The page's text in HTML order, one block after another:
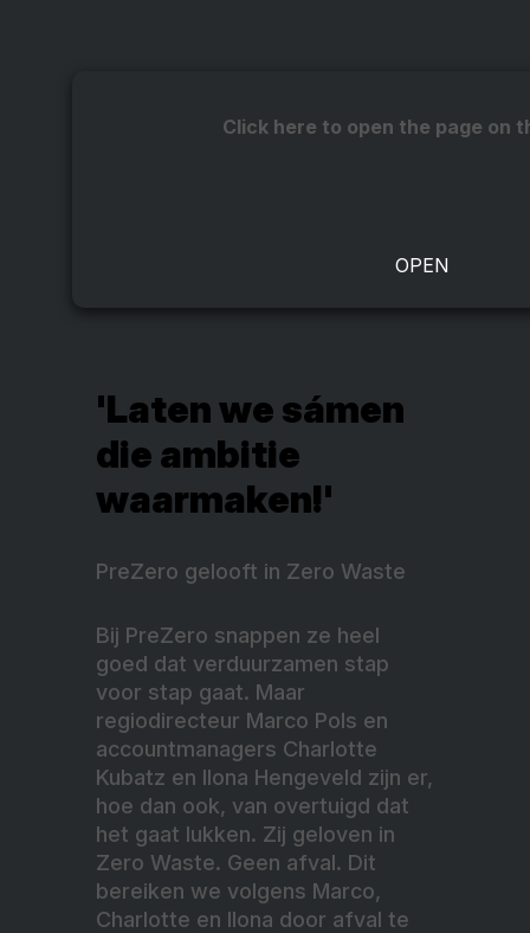
Click here to open the page on
'Laten we sámen
die ambitie
waarmaken!'
PreZero gelooft in Zero Waste
Bij PreZero snappen ze heel
goed dat verduurzamen stap
voor stap gaat. Maar
regiodirecteur Marco Pols en
accountmanagers Charlotte
Kubatz en Ilona Hengeveld zijn er,
hoe dan ook, van overtuigd dat
het gaat lukken. Zij geloven in
Zero Waste. Geen afval. Dit
bereiken we volgens Marco,
Charlotte en Ilona door afval te